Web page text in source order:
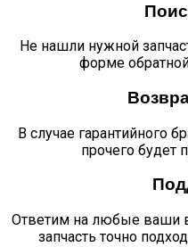
Не нашли нужной
форме
В случае гарантийного
прочего будет
Ответим на любые ваши
запчасть точно